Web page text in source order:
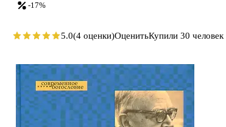
-17%
5.0(4 оценки)ОценитьКупили 30 человек